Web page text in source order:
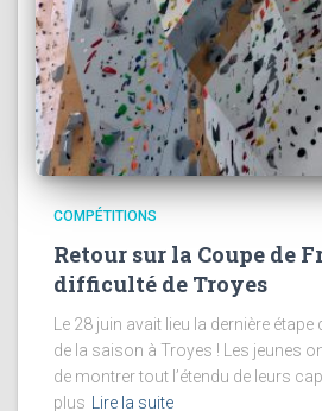
COMPÉTITIONS
Retour sur la Coupe de
difficulté de Troyes
Le 28 juin avait lieu la dernière
de la saison à Troyes ! Les jeunes
de montrer tout l’étendu de leurs
plus
Lire la suite